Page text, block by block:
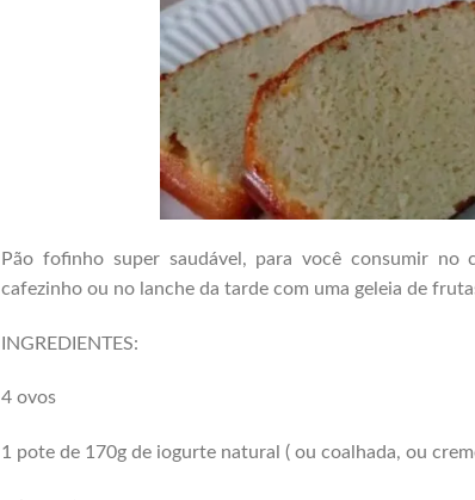
Pão fofinho super saudável, para você consumir no
cafezinho ou no lanche da tarde com uma geleia de
INGREDIENTES:
4 ovos
1 pote de 170g de iogurte natural ( ou coalhada, ou